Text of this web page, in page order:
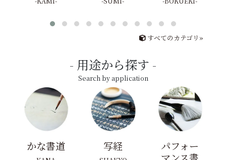
すべてのカテゴリ»
用途から探す
Search by application
かな書道 写経
パフォー
マンス書